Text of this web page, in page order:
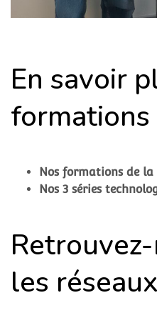
En savoir
formations
Nos formations de la
Nos 3 séries
les